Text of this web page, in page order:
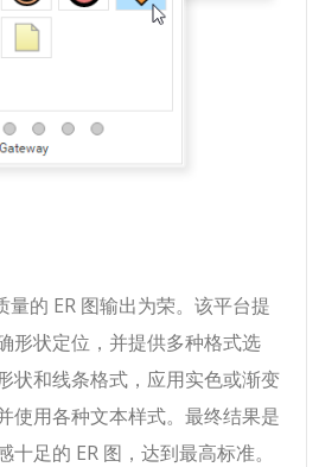
的 ER 图输出为荣。该平台提
形状定位，并提供多种格式选
状和线条格式，应用实色或渐变
使用各种文本样式。最终结果是
足的 ER 图，达到最高标准。